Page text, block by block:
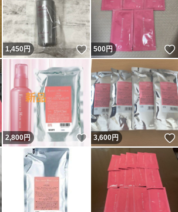
いいね！
1,450 円 いいね！
500円
いいね！
2,800円 いいね！
3,600円